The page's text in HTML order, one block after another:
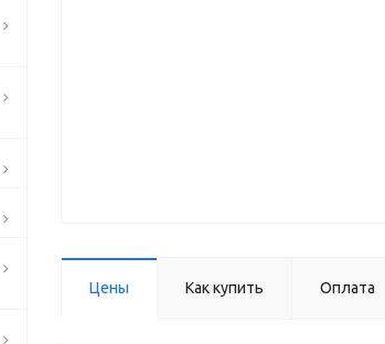
Цены Как купить Оплата